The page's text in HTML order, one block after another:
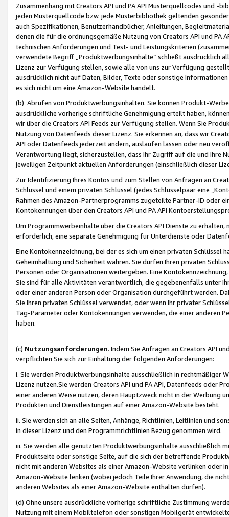
Zusammenhang mit Creators API und PA API Musterquellcodes und
jeden Musterquellcode bzw. jede Musterbibliothek geltenden
auch Spezifikationen, Benutzerhandbücher, Anleitungen,
denen die für die ordnungsgemäße Nutzung von Creators API und PA
technischen Anforderungen und Test- und Leistungskriterien
verwendete Begriff „Produktwerbungsinhalte“ schließt ausdrücklich
Lizenz zur Verfügung stellen, sowie alle von uns zur Verfügung
ausdrücklich nicht auf Daten, Bilder, Texte oder sonstige
es sich nicht um eine Amazon-Website handelt.
(b) Abrufen von Produktwerbungsinhalten. Sie können Produkt-
ausdrückliche vorherige schriftliche Genehmigung erteilt haben,
wir über die Creators API Feeds zur Verfügung stellen. Wenn Sie
Nutzung von Datenfeeds dieser Lizenz. Sie erkennen an, dass wir
API oder Datenfeeds jederzeit ändern, auslaufen lassen oder neu
Verantwortung liegt, sicherzustellen, dass Ihr Zugriff auf die und Ihre
jeweiligen Zeitpunkt aktuellen Anforderungen (einschließlich dieser
Zur Identifizierung Ihres Kontos und zum Stellen von Anfragen an
Schlüssel und einem privaten Schlüssel (jedes Schlüsselpaar eine
Rahmen des Amazon-Partnerprogramms zugeteilte Partner-ID oder
Kontokennungen über den Creators API und PA API
Um Programmwerbeinhalte über die Creators API Dienste zu
erforderlich, eine separate Genehmigung für Unterdienste oder
Eine Kontokennzeichnung, bei der es sich um einen privaten
Geheimhaltung und Sicherheit wahren. Sie dürfen Ihren privaten
Personen oder Organisationen weitergeben. Eine
Sie sind für alle Aktivitäten verantwortlich, die gegebenenfalls unter
oder einer anderen Person oder Organisation durchgeführt werden.
Sie Ihren privaten Schlüssel verwendet, oder wenn Ihr privater
Tag-Parameter oder Kontokennungen verwenden, die einer anderen
haben.
(c) Nutzungsanforderungen. Indem Sie Anfragen an Creators API
verpflichten Sie sich zur Einhaltung der folgenden Anforderungen:
i. Sie werden Produktwerbungsinhalte ausschließlich in rechtmäßiger
Lizenz nutzen.Sie werden Creators API und PA API, Datenfeeds oder
einer anderen Weise nutzen, deren Hauptzweck nicht in der Werbung
Produkten und Dienstleistungen auf einer Amazon-Website besteht.
ii. Sie werden sich an alle Seiten, Anhänge, Richtlinien, Leitlinien und
in dieser Lizenz und den Programmrichtlinien Bezug genommen wird.
iii. Sie werden alle genutzten Produktwerbungsinhalte ausschließlich
Produktseite oder sonstige Seite, auf die sich der betreffende
nicht mit anderen Websites als einer Amazon-Website verlinken oder
Amazon-Website lenken (wobei jedoch Teile Ihrer Anwendung, die
anderen Websites als einer Amazon-Website enthalten dürfen).
(d) Ohne unsere ausdrückliche vorherige schriftliche Zustimmung
Nutzung mit einem Mobiltelefon oder sonstigen Mobilgerät